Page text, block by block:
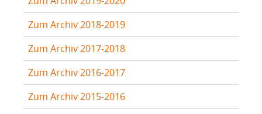
Zum Archiv 2018-2019
Zum Archiv 2017-2018
Zum Archiv 2016-2017
Zum Archiv 2015-2016